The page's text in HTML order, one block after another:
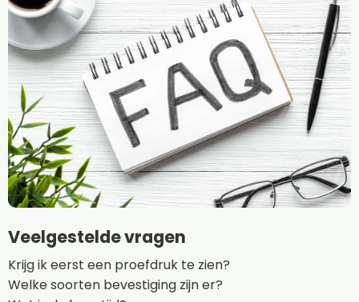
Veelgestelde vragen
Krijg ik eerst een proefdruk te zien?
Welke soorten bevestiging zijn er?